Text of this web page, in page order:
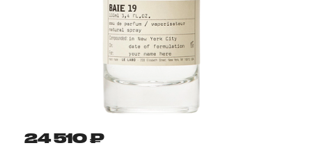
24 510 ₽